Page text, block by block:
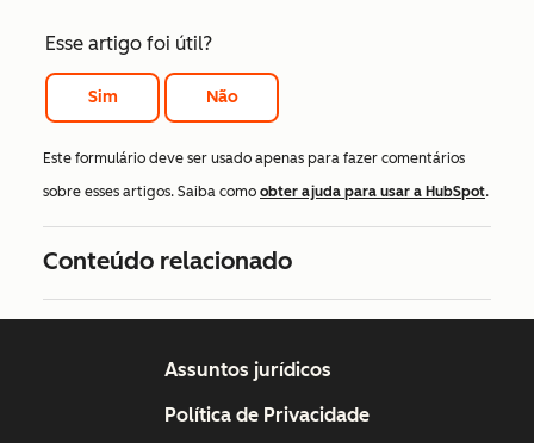
Esse artigo foi útil?
Sim Não
Este formulário deve ser usado apenas para fazer comentários
sobre esses artigos. Saiba como obter ajuda para usar a HubSpot.
Conteúdo relacionado
Assuntos jurídicos
Política de Privacidade